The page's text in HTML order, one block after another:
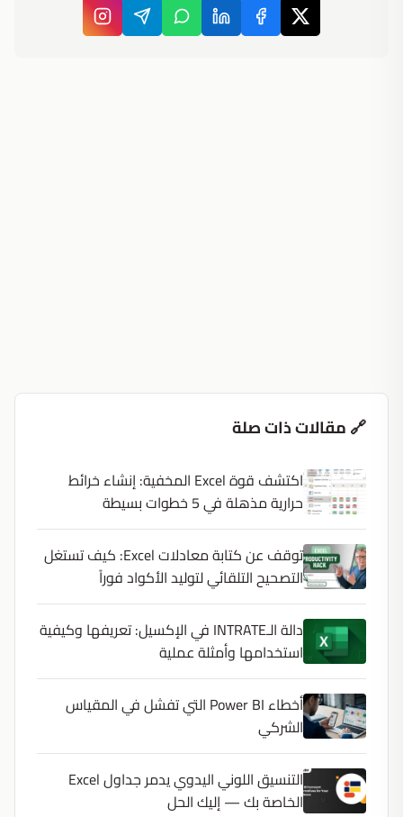
🔗 مقالات ذات صلة
اكتشف قوة Excel المخفية: إنشاء خرائط
حرارية مذهلة في 5 خطوات بسيطة
توقف عن كتابة معادلات Excel: كيف تستغل
التصحيح التلقائي لتوليد الأكواد فوراً
دالة الـINTRATE في الإكسيل: تعريفها وكيفية
استخدامها وأمثلة عملية
أخطاء Power BI التي تفشل في المقياس
الشركي
التنسيق اللوني اليدوي يدمر جداول Excel
الخاصة بك — إليك الحل